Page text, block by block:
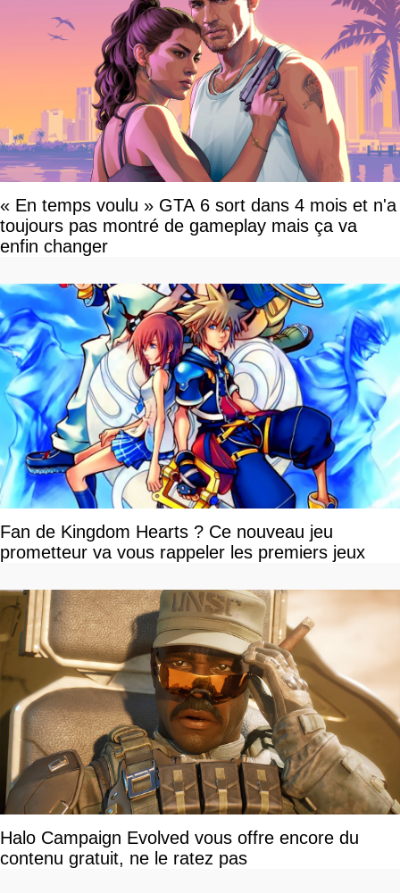
« En temps voulu » GTA 6 sort dans 4 mois et n'a
toujours pas montré de gameplay mais ça va
enfin changer
Fan de Kingdom Hearts ? Ce nouveau jeu
prometteur va vous rappeler les premiers jeux
Halo Campaign Evolved vous offre encore du
contenu gratuit, ne le ratez pas